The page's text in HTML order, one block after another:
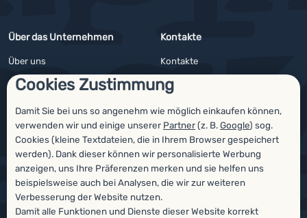
Cookies Zustimmung
Damit Sie bei uns so angenehm wie möglich einkaufen können,
verwenden wir und einige unserer Partner(z. B.Google) sog.
Cookies (kleine Textdateien, die in Ihrem Browser gespeichert
werden). Dank dieser können wir personalisierte Werbung
anzeigen, uns Ihre Präferenzen merken und sie helfen uns
beispielsweise auch bei Analysen, die wir zur weiteren
Verbesserung der Website nutzen.
Damit alle Funktionen und Dienste dieser Website korrekt
Über das Unternehmen
Über uns
Impressum
4camping4nature
Unsere Tester
Kontakte
Kontakte
Angebote für Firmen und Vereine
Newsletter
Auszeichnungen